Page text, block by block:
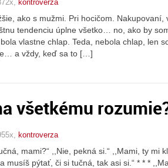
kontroverza
ako s mužmi. Pri hocičom.
tendenciu úplne všetko… no, ako by
vlastne chlap. Teda, nebola chlap, len
a vždy, keď sa to […]
všetkému
kontroverza
mami?“ ,,Nie, pekná si.“ ,,Mami, ty mi
musíš pýtať, či si tučná, tak asi si.“ * * *